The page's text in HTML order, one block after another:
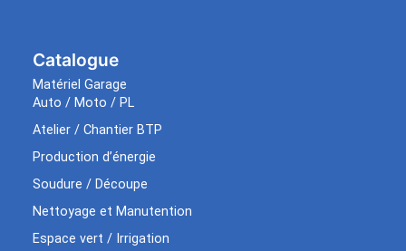
Catalogue
Matériel Garage
Auto / Moto / PL
Atelier / Chantier BTP
Production d’énergie
Soudure / Découpe
Nettoyage et Manutention
Espace vert / Irrigation